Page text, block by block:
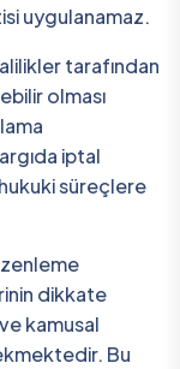
uygulanamaz.
tarafından
olması
iptal
süreçlere
dikkate
ve kamusal
Bu